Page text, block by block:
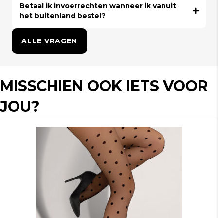
Betaal ik invoerrechten wanneer ik vanuit
het buitenland bestel?
ALLE VRAGEN
MISSCHIEN OOK IETS VOOR
JOU?